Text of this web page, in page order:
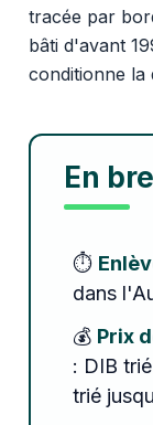
tracée par
bâti d'avant
conditionne la
En
⏱️
dans
💰 Prix
: DIB
trié